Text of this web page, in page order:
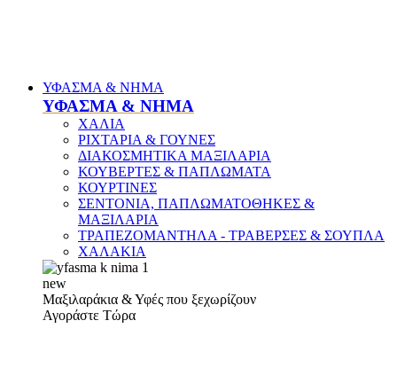
ΥΦΑΣΜΑ & ΝΗΜΑ
ΥΦΑΣΜΑ & ΝΗΜΑ
ΧΑΛΙΑ
ΡΙΧΤΑΡΙΑ & ΓΟΥΝΕΣ
ΔΙΑΚΟΣΜΗΤΙΚΑ ΜΑΞΙΛΑΡΙΑ
ΚΟΥΒΕΡΤΕΣ & ΠΑΠΛΩΜΑΤΑ
ΚΟΥΡΤΙΝΕΣ
ΣΕΝΤΟΝΙΑ, ΠΑΠΛΩΜΑΤΟΘΗΚΕΣ &
ΜΑΞΙΛΑΡΙΑ
ΤΡΑΠΕΖΟΜΑΝΤΗΛΑ - ΤΡΑΒΕΡΣΕΣ & ΣΟΥΠΛΑ
ΧΑΛΑΚΙΑ
new
Μαξιλαράκια & Υφές που ξεχωρίζουν
Αγοράστε Τώρα